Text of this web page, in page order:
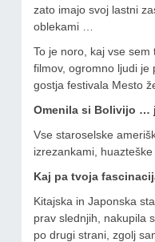
zato imajo svoj lastni
oblekami …
To je noro, kaj vse
filmov, ogromno ljudi
gostja festivala Mesto
Omenila si Bolivijo …
Vse staroselske
izrezankami,
Kaj pa tvoja
Kitajska in Japonska
prav slednjih, nakupila
po drugi strani, zgolj